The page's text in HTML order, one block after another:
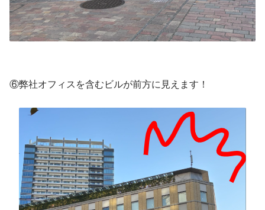
⑥弊社オフィスを含むビルが前方に見えます！